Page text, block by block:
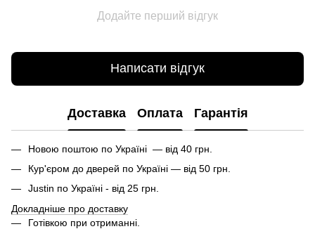
Додайте перший відгук
Написати відгук
Доставка Оплата Гарантія
Новою поштою по Україні — від 40 грн.
Кур'єром до дверей по Україні — від 50 грн.
Justin по Україні - від 25 грн.
Докладніше про доставку
Готівкою при отриманні.